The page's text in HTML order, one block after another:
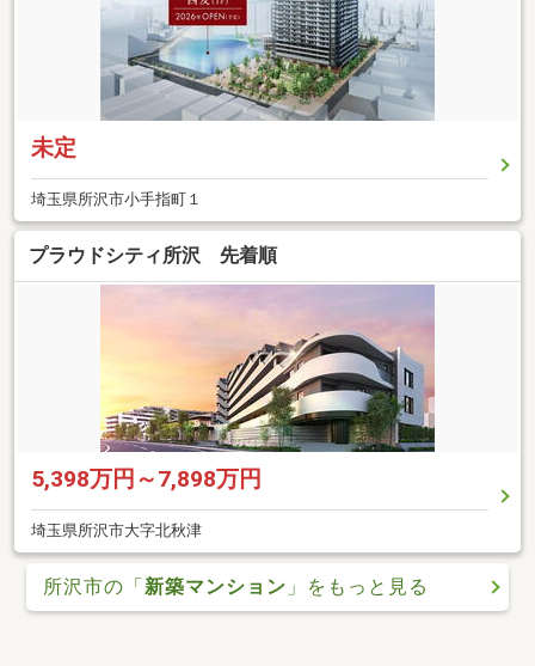
未定
埼玉県所沢市小手指町１
プラウドシティ所沢 先着順
5,398万円～7,898万円
埼玉県所沢市大字北秋津
所沢市の「新築マンション 」をもっと見る